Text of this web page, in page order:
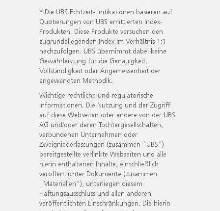
* Die UBS Echtzeit- Indikationen basieren auf
Quotierungen von UBS emittierten Index-
Produkten. Diese Produkte versuchen den
zugrundeliegenden Index im Verhältnis 1:1
nachzufolgen. UBS übernimmt dabei keine
Gewährleistung für die Genauigkeit,
Vollständigkeit oder Angemessenheit der
angewandten Methodik.
Wichtige rechtliche und regulatorische
Informationen. Die Nutzung und der Zugriff
auf diese Webseiten oder andere von der UBS
AG und/oder deren Tochtergesellschaften,
verbundenen Unternehmen oder
Zweigniederlassungen (zusammen "UBS")
bereitgestellte verlinkte Webseiten und alle
hierin enthaltenen Inhalte, einschließlich
veröffentlichter Dokumente (zusammen
"Materialien"), unterliegen diesem
Haftungsausschluss und allen anderen
veröffentlichten Einschränkungen. Die hierin